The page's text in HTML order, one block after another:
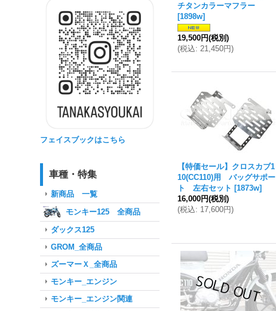
フェイスブックはこちら
車種・特集
新商品 一覧
モンキー125 全商品
ダックス125
GROM_全商品
ズーマーＸ_全商品
モンキー_エンジン
モンキー_エンジン関連
チタンカラーマフラー
[1898w]
19,500円(税別)
(税込: 21,450円)
【特価セール】クロスカブ1
10(CC110)用 バッグサポー
ト 左右セット [1873w]
16,000円(税別)
(税込: 17,600円)